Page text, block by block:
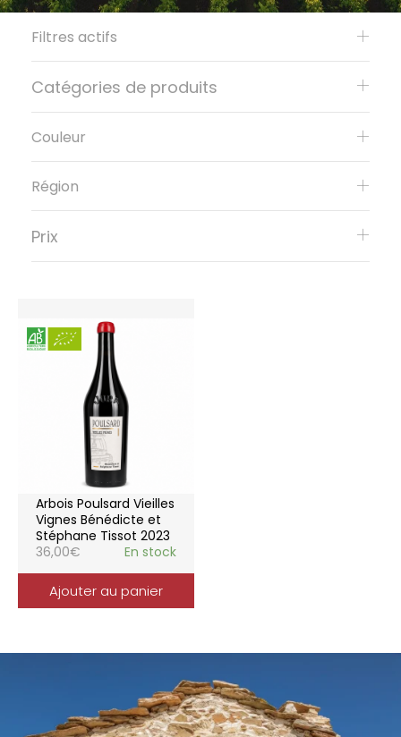
Arbois Poulsard Vieilles
Vignes Bénédicte et
Stéphane Tissot 2023
36,00€ En stock
Ajouter au panier
Filtres actifs
Catégories de produits
Couleur
Région
Prix